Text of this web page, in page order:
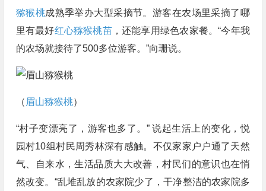
猕猴桃成熟季举办大型采摘节。游客在农场里采摘了哪
里有最好红心猕猴桃苗，还能享用绿色农家餐。“今年我
的农场就接待了500多位游客。”向珊说。
（ 眉山猕猴桃）
“村子变漂亮了，游客也多了。” 说起生活上的变化，悦
园村10组村民周秀林深有感触。不仅家家户户通了天然
气、自来水，生活品质大大改善，村民们的意识也在悄
然改变。“乱堆乱放的农家院少了，干净整洁的农家院多